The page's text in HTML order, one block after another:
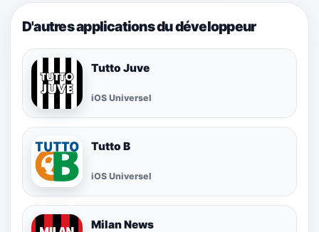
D'autres applications du développeur
Tutto Juve
iOS Universel
Tutto B
iOS Universel
Milan News